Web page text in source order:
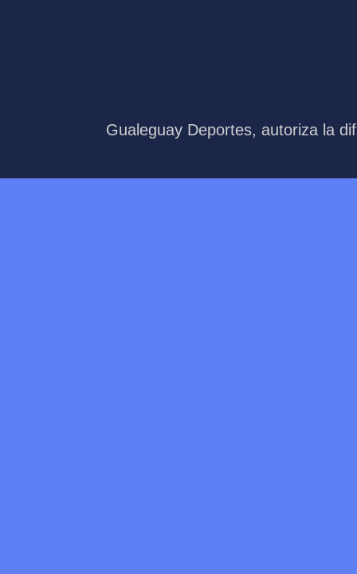
Gualeguay Deportes, autoriza la